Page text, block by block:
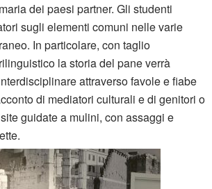
dei paesi partner. Gli studenti
sugli elementi comuni nelle varie
In particolare, con taglio
la storia del pane verrà
attraverso favole e fiabe
di mediatori culturali e di genitori o
guidate a mulini, con assaggi e